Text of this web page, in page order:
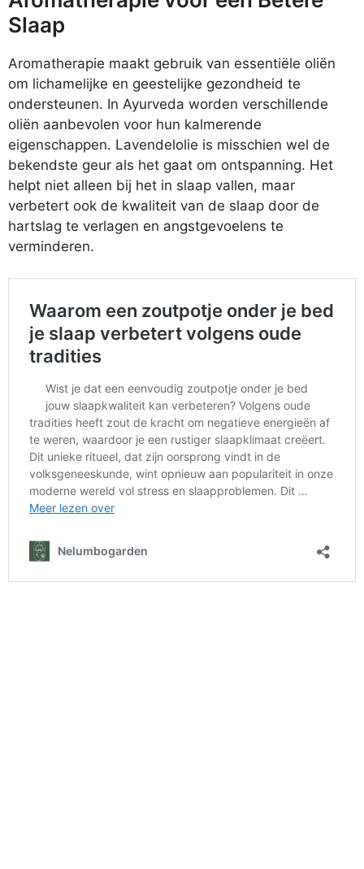
Slaap
Aromatherapie maakt gebruik van essentiële oliën
om lichamelijke en geestelijke gezondheid te
ondersteunen. In Ayurveda worden verschillende
oliën aanbevolen voor hun kalmerende
eigenschappen. Lavendelolie is misschien wel de
bekendste geur als het gaat om ontspanning. Het
helpt niet alleen bij het in slaap vallen, maar
verbetert ook de kwaliteit van de slaap door de
hartslag te verlagen en angstgevoelens te
verminderen.